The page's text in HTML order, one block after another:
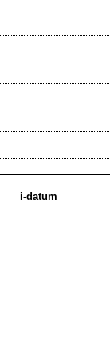
i-datum